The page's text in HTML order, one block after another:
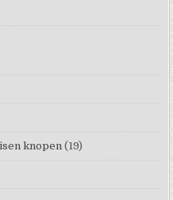
knopen (19)